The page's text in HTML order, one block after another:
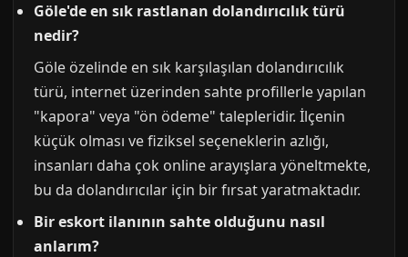
Göle'de en sık rastlanan dolandırıcılık türü
nedir?
Göle özelinde en sık karşılaşılan dolandırıcılık
türü, internet üzerinden sahte profillerle yapılan
"kapora" veya "ön ödeme" talepleridir. İlçenin
küçük olması ve fiziksel seçeneklerin azlığı,
insanları daha çok online arayışlara yöneltmekte,
bu da dolandırıcılar için bir fırsat yaratmaktadır.
Bireskort ilanının sahte olduğunu nasıl
anlarım?